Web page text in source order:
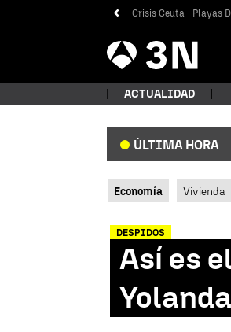
Crisis Ceuta Playas
Antena
3 Noticias
ACTUALIDAD
ÚLTIMA HORA
Economía Vivienda
DESPIDOS
Así es